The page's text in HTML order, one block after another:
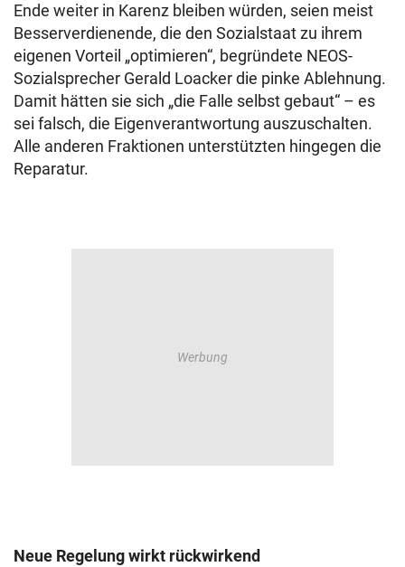
Ende weiter in Karenz bleiben würden, seien meist
Besserverdienende, die den Sozialstaat zu ihrem
eigenen Vorteil „optimieren“, begründete NEOS-
Sozialsprecher Gerald Loacker die pinke Ablehnung.
Damit hätten sie sich „die Falle selbst gebaut“ – es
sei falsch, die Eigenverantwortung auszuschalten.
Alle anderen Fraktionen unterstützten hingegen die
Reparatur.
Neue Regelung wirkt rückwirkend